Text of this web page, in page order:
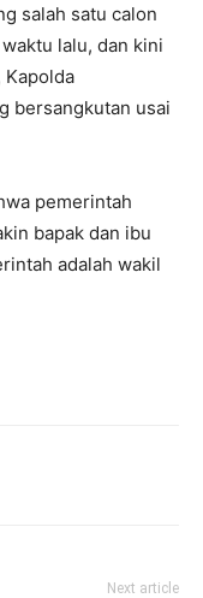
salah satu calon
lalu, dan kini
Kapolda
bersangkutan usai
pemerintah
bapak dan ibu
adalah wakil
Next article